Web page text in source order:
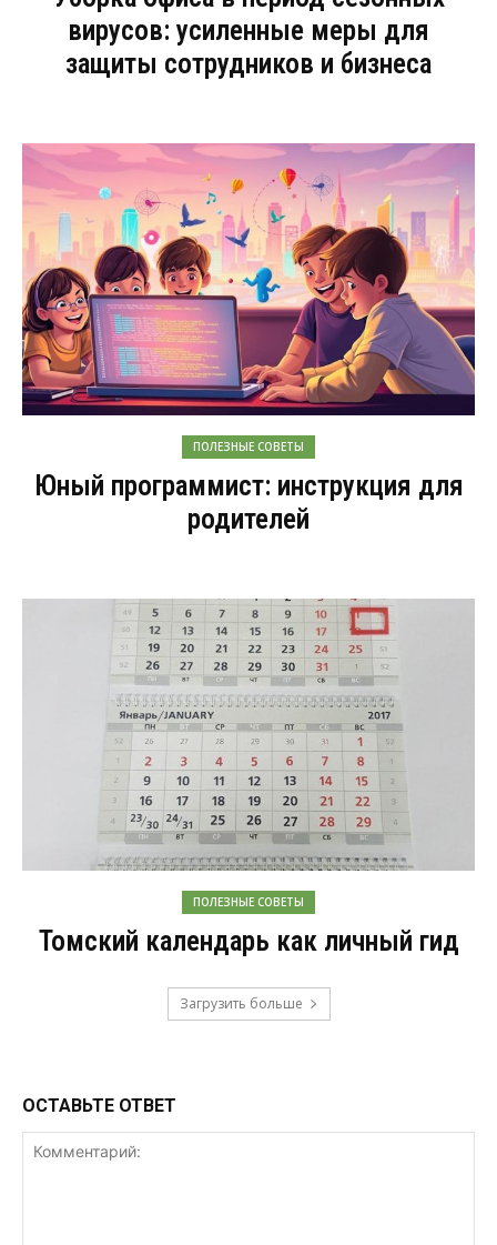
вирусов: усиленные меры для
защиты сотрудников и бизнеса
ПОЛЕЗНЫЕ СОВЕТЫ
Юный программист: инструкция для
родителей
ПОЛЕЗНЫЕ СОВЕТЫ
Томский календарь как личный гид
Загрузить больше
ОСТАВЬТЕ ОТВЕТ